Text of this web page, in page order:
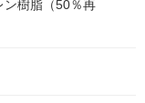
ン樹脂（50％再